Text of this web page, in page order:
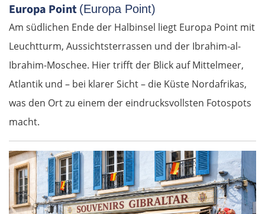
Europa Point (Europa Point)
Am südlichen Ende der Halbinsel liegt Europa Point mit
Leuchtturm, Aussichtsterrassen und der Ibrahim-al-
Ibrahim-Moschee. Hier trifft der Blick auf Mittelmeer,
Atlantik und – bei klarer Sicht – die Küste Nordafrikas,
was den Ort zu einem der eindrucksvollsten Fotospots
macht.